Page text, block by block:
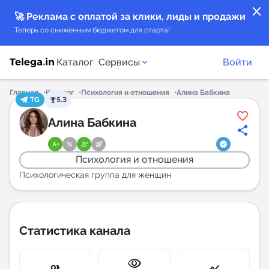
close
🚀 Реклама с оплатой за клики, лиды и продажи
Теперь со сниженным бюджетом для старта!
Каталог Сервисы
Каталог каналов
Каталог ботов
Горящие предложения
Индекс читаемости каналов в Telegram
New
Войти
Главная Каталог Психология и отношения
Алина Бабкина
TG
5.3
Алина Бабкина
Психология и отношения
Психологическая группа для женщин
Статистика канала
visibility